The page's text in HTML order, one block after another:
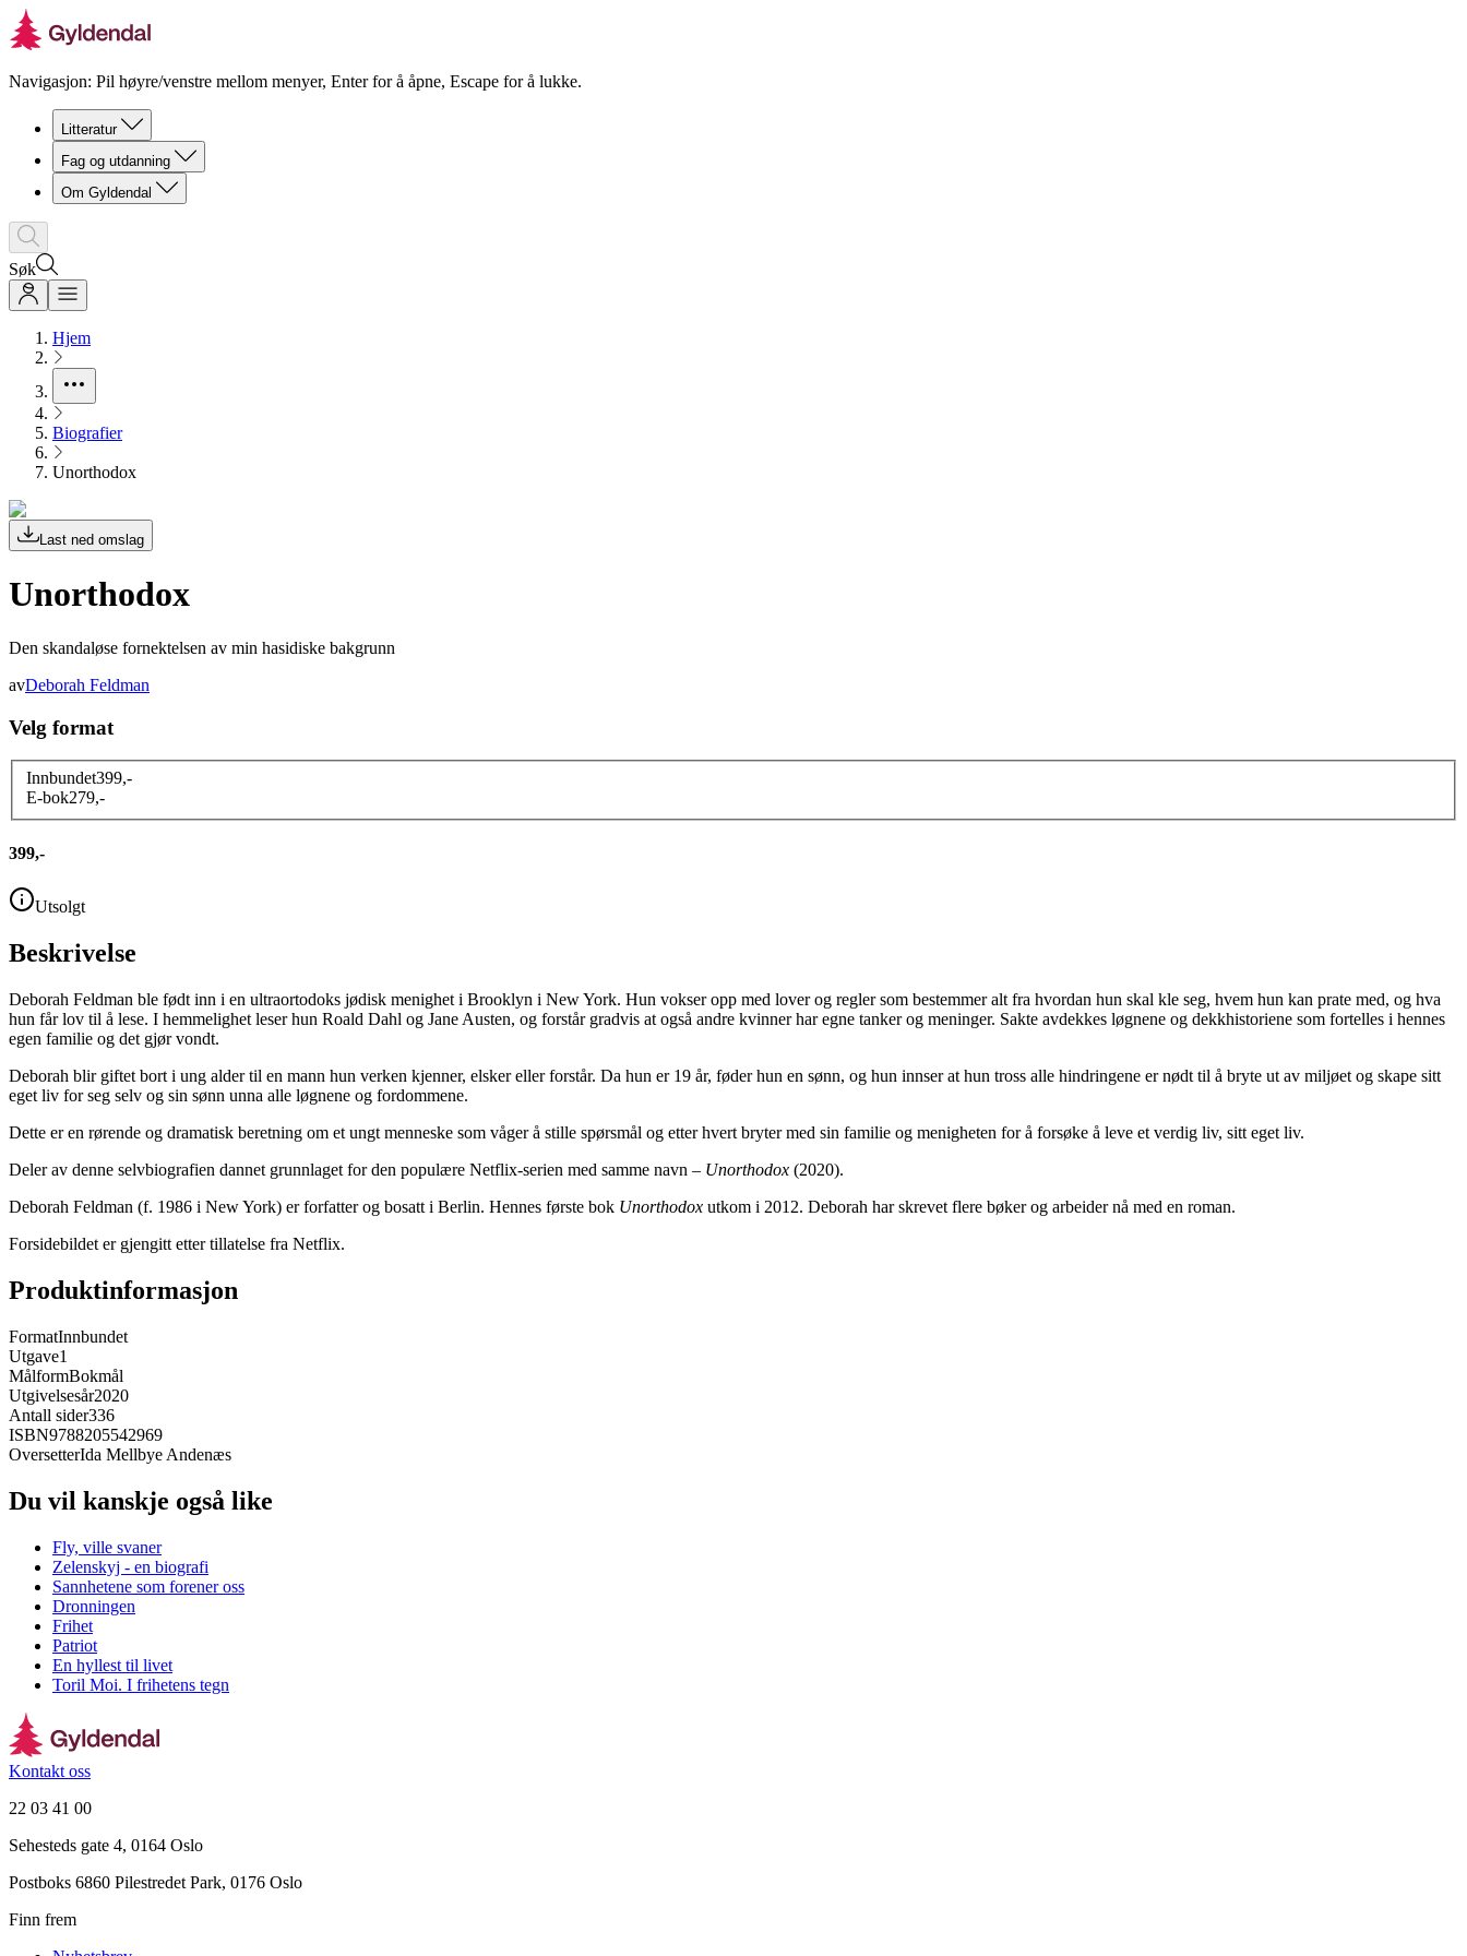
Navigasjon: Pil høyre/venstre mellom menyer, Enter for å åpne, Escape for å lukke.
Litteratur
Fag og utdanning
Om Gyldendal
Søk
Hjem
Biografier
Unorthodox
Last ned omslag
Unorthodox
Den skandaløse fornektelsen av min hasidiske bakgrunn
avDeborah Feldman
Velg format
Innbundet399,-
E-bok279,-
399,-
Utsolgt
Beskrivelse
Deborah Feldman ble født inn i en ultraortodoks jødisk menighet i Brooklyn i New York. Hun vokser opp med lover og regler som bestemmer alt fra hvordan hun skal kle seg, hvem hun kan prate med, og hva
hun får lov til å lese. I hemmelighet leser hun Roald Dahl og Jane Austen, og forstår gradvis at også andre kvinner har egne tanker og meninger. Sakte avdekkes løgnene og dekkhistoriene som fortelles i hennes
egen familie og det gjør vondt.
Deborah blir giftet bort i ung alder til en mann hun verken kjenner, elsker eller forstår. Da hun er 19 år, føder hun en sønn, og hun innser at hun tross alle hindringene er nødt til å bryte ut av miljøet og skape sitt
eget liv for seg selv og sin sønn unna alle løgnene og fordommene.
Dette er en rørende og dramatisk beretning om et ungt menneske som våger å stille spørsmål og etter hvert bryter med sin familie og menigheten for å forsøke å leve et verdig liv, sitt eget liv.
Deler av denne selvbiografien dannet grunnlaget for den populære Netflix-serien med samme navn – Unorthodox (2020).
Deborah Feldman (f. 1986 i New York) er forfatter og bosatt i Berlin. Hennes første bok Unorthodox utkom i 2012. Deborah har skrevet flere bøker og arbeider nå med en roman.
Forsidebildet er gjengitt etter tillatelse fra Netflix.
Produktinformasjon
FormatInnbundet
Utgave1
MålformBokmål
Utgivelsesår2020
Antall sider336
ISBN9788205542969
OversetterIda Mellbye Andenæs
Du vil kanskje også like
Fly, ville svaner
Zelenskyj - en biografi
Sannhetene som forener oss
Dronningen
Frihet
Patriot
En hyllest til livet
Toril Moi. I frihetens tegn
Kontakt oss
22 03 41 00
Sehesteds gate 4, 0164 Oslo
Postboks 6860 Pilestredet Park, 0176 Oslo
Finn frem